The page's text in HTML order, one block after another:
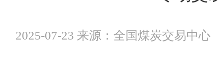
2025-07-23 来源：全国煤炭交易中心